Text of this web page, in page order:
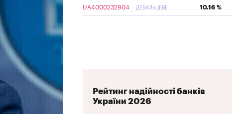
UA4000232904 ДЕБАЛЬЦЕВЕ 10.16 %
Рейтинг надійності банків
України 2026